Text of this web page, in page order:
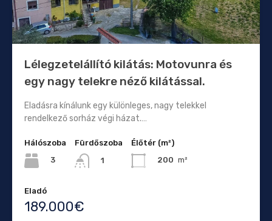
Lélegzetelállító kilátás: Motovunra és
egy nagy telekre néző kilátással.
Eladásra kínálunk egy különleges, nagy telekkel
rendelkező sorház végi házat.…
Hálószoba
3
Fürdőszoba
1
Élőtér (m²)
200 m²
Eladó
189.000€